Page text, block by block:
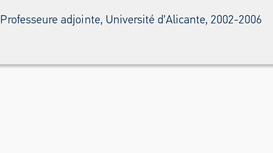
Professeure adjointe, Université d’Alicante, 2002-2006